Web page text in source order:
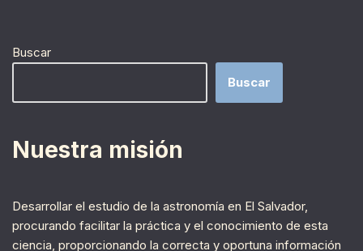
Buscar
Buscar
Nuestra misión
Desarrollar el estudio de la astronomía en El Salvador,
procurando facilitar la práctica y el conocimiento de esta
ciencia, proporcionando la correcta y oportuna información